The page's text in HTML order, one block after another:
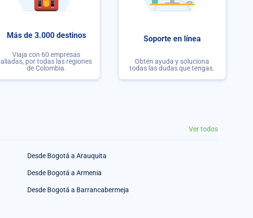
Más de 3.000 destinos
Viaja con 60 empresas
aliadas, por todas las regiones
de Colombia.
Soporte en línea
Obtén ayuda y soluciona
todas las dudas que tengas.
Ver todos
Desde Bogotá a Arauquita
Desde Bogotá a Armenia
Desde Bogotá a Barrancabermeja